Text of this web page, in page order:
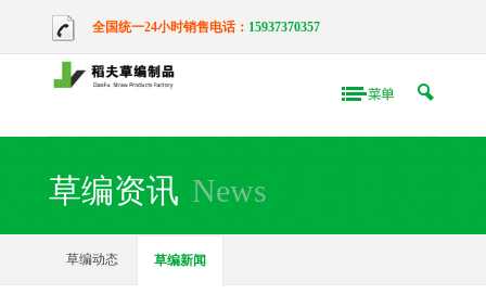
全国统一24小时销售电话： 15937370357
草编资讯 News
草编动态 草编新闻